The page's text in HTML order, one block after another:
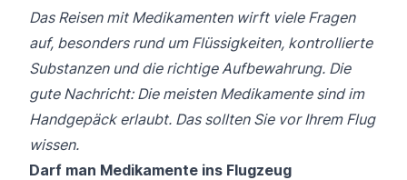
Das Reisen mit Medikamenten wirft viele Fragen
auf, besonders rund um Flüssigkeiten, kontrollierte
Substanzen und die richtige Aufbewahrung. Die
gute Nachricht: Die meisten Medikamente sind im
Handgepäck erlaubt. Das sollten Sie vor Ihrem Flug
wissen.
Darf man Medikamente ins Flugzeug